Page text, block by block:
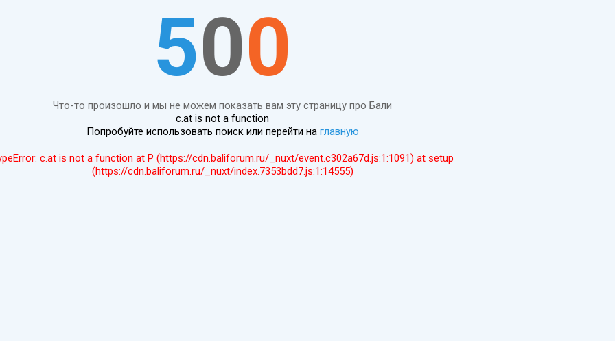
500
Что-то произошло и мы не можем показать вам эту страницу про Бали
c.at is not a function
Попробуйте использовать поиск или перейти на главную
c.at is not a function at P (https://cdn.baliforum.ru/_nuxt/event.c302a67d.js:1:1091) at setup
(https://cdn.baliforum.ru/_nuxt/index.7353bdd7.js:1:14555)